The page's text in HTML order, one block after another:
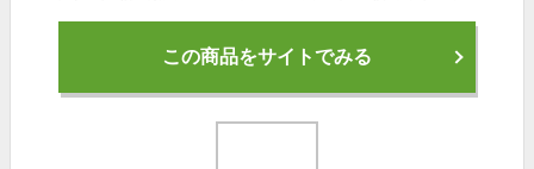
この商品をサイトでみる